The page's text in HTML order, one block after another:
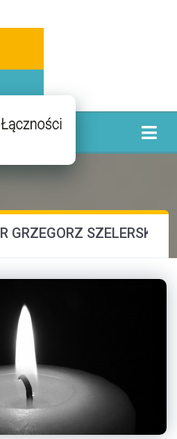
GRZEGORZ SZELERSKI